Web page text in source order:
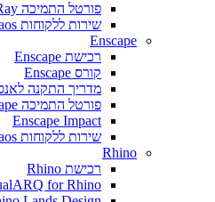
פורטל התמיכה V-Ray
שירות ללקוחות Chaos
Enscape
רכישת Enscape
קורס Enscape
מדריך התקנה
פורטל התמיכה Enscape
Enscape Impact
שירות ללקוחות Chaos
Rhino
רכישת Rhino
for Rhino